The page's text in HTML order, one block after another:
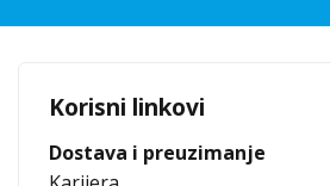
Korisni linkovi
Dostava i preuzimanje